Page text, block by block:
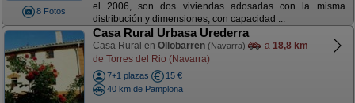
8 Fotos
el 2006, son dos viviendas adosadas con la misma
distribución y dimensiones, con capacidad ...
Casa Rural Urbasa Urederra
Casa Rural en Ollobarren (Navarra) a 18,8 km
de Torres del Rio (Navarra)
7+1 plazas
15 €
40 km de Pamplona